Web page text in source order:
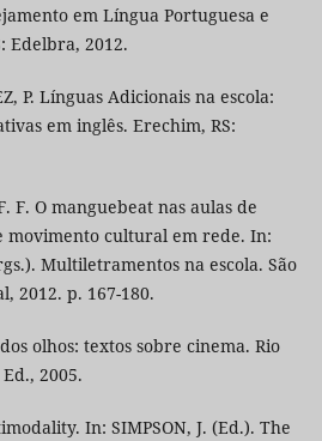
em Língua Portuguesa e
Edelbra, 2012.
P. Línguas Adicionais na escola:
em inglês. Erechim, RS:
F. O manguebeat nas aulas de
movimento cultural em rede. In:
Multiletramentos na escola. São
2012. p. 167-180.
olhos: textos sobre cinema. Rio
2005.
In: SIMPSON, J. (Ed.). The